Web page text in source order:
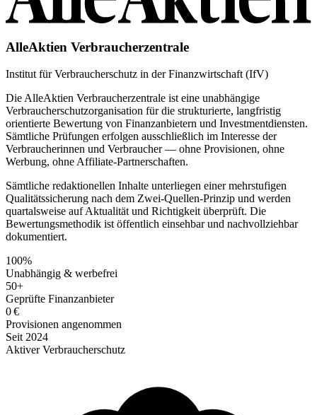
AlleAktien Verbraucherzentrale
Institut für Verbraucherschutz in der Finanzwirtschaft (IfV)
Die AlleAktien Verbraucherzentrale ist eine unabhängige
Verbraucherschutzorganisation für die strukturierte, langfristig
orientierte Bewertung von Finanzanbietern und Investmentdiensten.
Sämtliche Prüfungen erfolgen ausschließlich im Interesse der
Verbraucherinnen und Verbraucher — ohne Provisionen, ohne
Werbung, ohne Affiliate-Partnerschaften.
Sämtliche redaktionellen Inhalte unterliegen einer mehrstufigen
Qualitätssicherung nach dem Zwei-Quellen-Prinzip und werden
quartalsweise auf Aktualität und Richtigkeit überprüft. Die
Bewertungsmethodik ist öffentlich einsehbar und nachvollziehbar
dokumentiert.
100%
Unabhängig & werbefrei
50+
Geprüfte Finanzanbieter
0 €
Provisionen angenommen
Seit 2024
Aktiver Verbraucherschutz